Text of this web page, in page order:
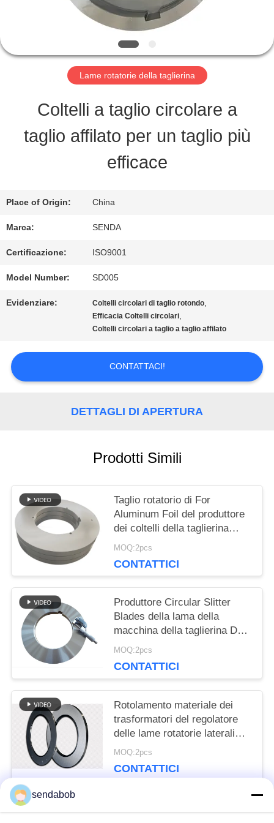
FABBRICA
DELLA
QUALITÀ
CHIEDI UN
PREVENTIVO
MAPPA
DEL
PRIVACY
Lame rotatorie della taglierina
Coltelli a taglio circolare a
taglio affilato per un taglio più
efficace
Place of Origin: China
Marca: SENDA
Certificazione: ISO9001
Model Number: SD005
Evidenziare: Coltelli circolari di taglio rotondo,
Efficacia Coltelli circolari,
Coltelli circolari a taglio a taglio affilato
CONTATTACI!
DETTAGLI DI APERTURA
Prodotti Simili
Taglio rotatorio di For
Aluminum Foil del produttore
dei coltelli della taglierina
della lamiera sottile
MOQ:2pcs
CONTATTICI
Produttore Circular Slitter
Blades della lama della
macchina della taglierina D2
per la linea di rivestimento
MOQ:2pcs
CONTATTICI
Rotolamento materiale dei
trasformatori del regolatore
delle lame rotatorie laterali
della taglierina
MOQ:2pcs
CONTATTICI
sendabob